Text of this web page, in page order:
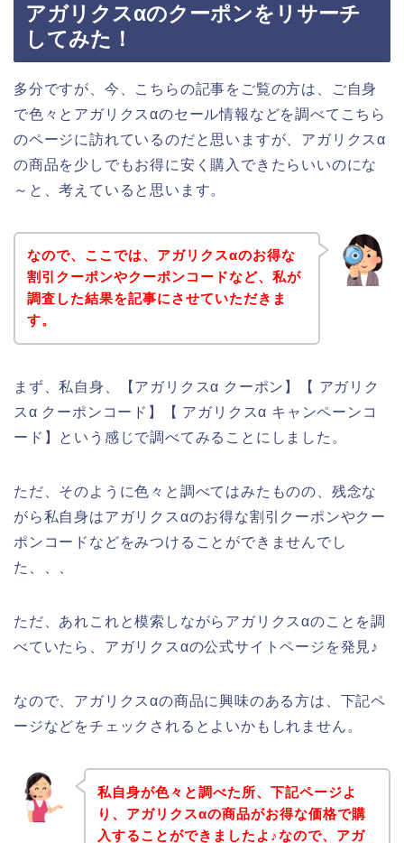
アガリクスαのクーポンをリサーチ
してみた！
多分ですが、今、こちらの記事をご覧の方は、ご自身
で色々とアガリクスαのセール情報などを調べてこちら
のページに訪れているのだと思いますが、アガリクスα
の商品を少しでもお得に安く購入できたらいいのにな
～と、考えていると思います。
なので、ここでは、アガリクスαのお得な
割引クーポンやクーポンコードなど、私が
調査した結果を記事にさせていただきま
す。
まず、私自身、【アガリクスα クーポン】【 アガリク
スα クーポンコード】【 アガリクスα キャンペーンコ
ード】という感じで調べてみることにしました。
ただ、そのように色々と調べてはみたものの、残念な
がら私自身はアガリクスαのお得な割引クーポンやクー
ポンコードなどをみつけることができませんでし
た、、、
ただ、あれこれと模索しながらアガリクスαのことを調
べていたら、アガリクスαの公式サイトページを発見♪
なので、アガリクスαの商品に興味のある方は、下記ペ
ージなどをチェックされるとよいかもしれません。
私自身が色々と調べた所、下記ページよ
り、アガリクスαの商品がお得な価格で購
入することができましたよ♪なので、アガ